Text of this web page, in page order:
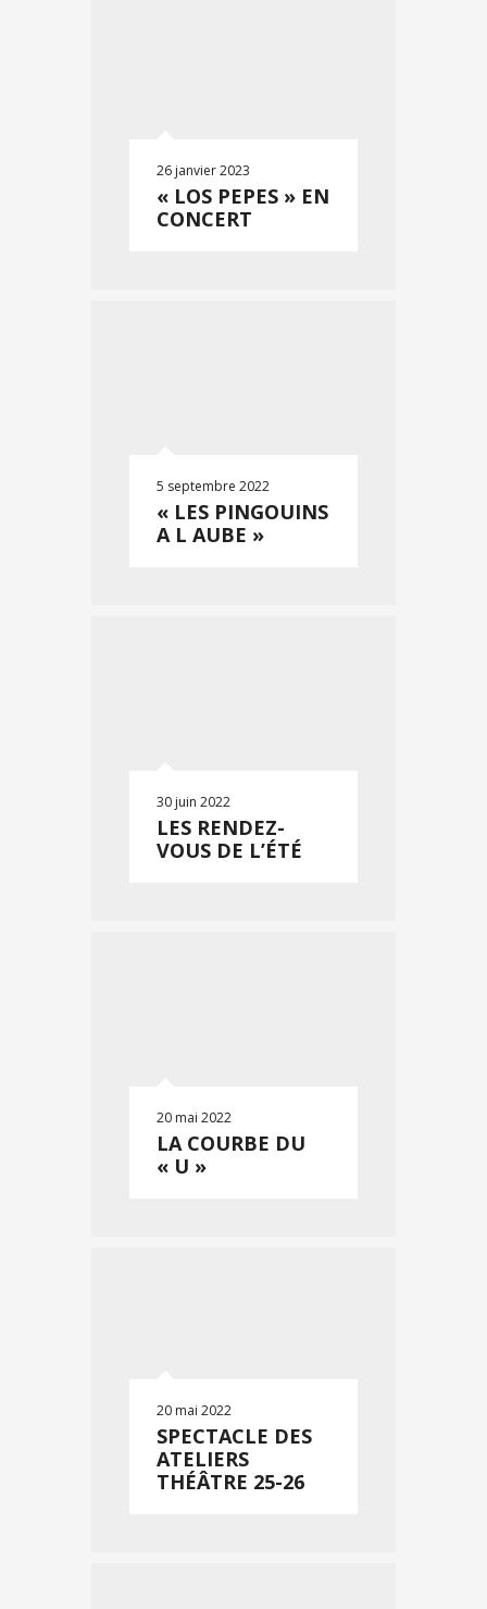
26 janvier 2023
« LOS PEPES » EN
CONCERT
5 septembre 2022
« LES PINGOUINS
A L AUBE »
30 juin 2022
LES RENDEZ-
VOUS DE L’ÉTÉ
20 mai 2022
LA COURBE DU
« U »
20 mai 2022
SPECTACLE DES
ATELIERS
THÉÂTRE 25-26